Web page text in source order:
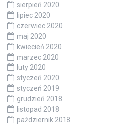
sierpień 2020
lipiec 2020
czerwiec 2020
maj 2020
kwiecień 2020
marzec 2020
luty 2020
styczeń 2020
styczeń 2019
grudzień 2018
listopad 2018
październik 2018